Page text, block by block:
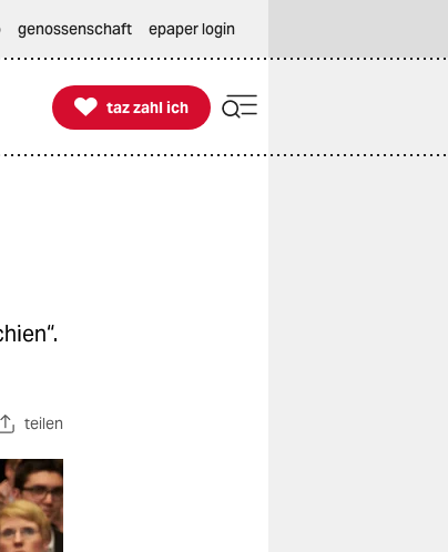
genossenschaft epaper login

taz zahl ich
taz zahl ich
teilen